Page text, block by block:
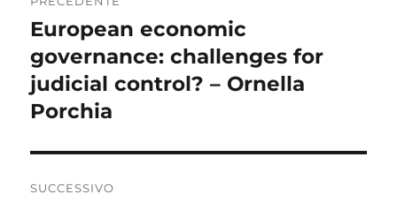
articoli
Articolo
precedente:
European economic
governance: challenges for
judicial control? – Ornella
Porchia
SUCCESSIVO